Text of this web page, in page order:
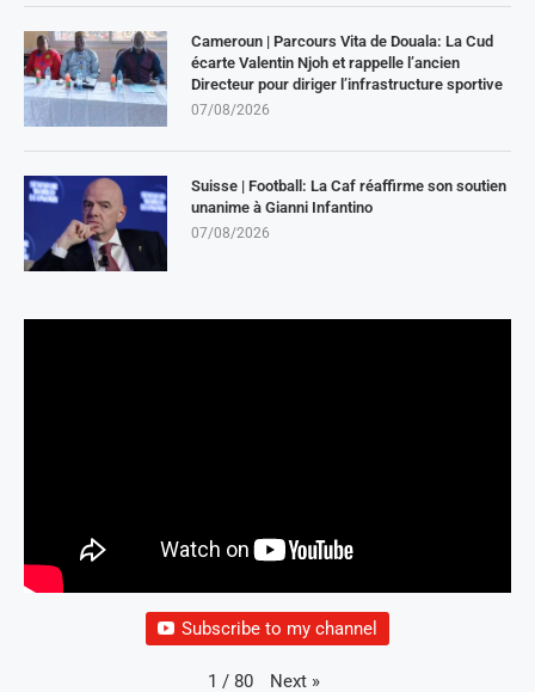
Cameroun | Parcours Vita de Douala: La Cud
écarte Valentin Njoh et rappelle l’ancien
Directeur pour diriger l’infrastructure sportive
07/08/2026
Suisse | Football: La Caf réaffirme son soutien
unanime à Gianni Infantino
07/08/2026
Subscribe to my channel
1 / 80 Next »